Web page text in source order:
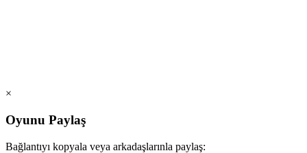
×
Oyunu Paylaş
Bağlantıyı kopyala veya arkadaşlarınla paylaş: